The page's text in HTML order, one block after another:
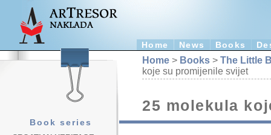
Home News Books
Book series
Home > Books > The Little
koje su promijenile svijet
25 molekula